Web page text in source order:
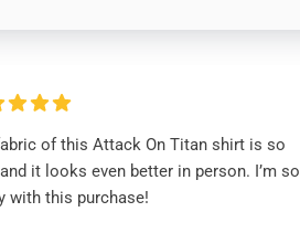
of this Attack On Titan shirt is so
it looks even better in person. I’m so
with this purchase!